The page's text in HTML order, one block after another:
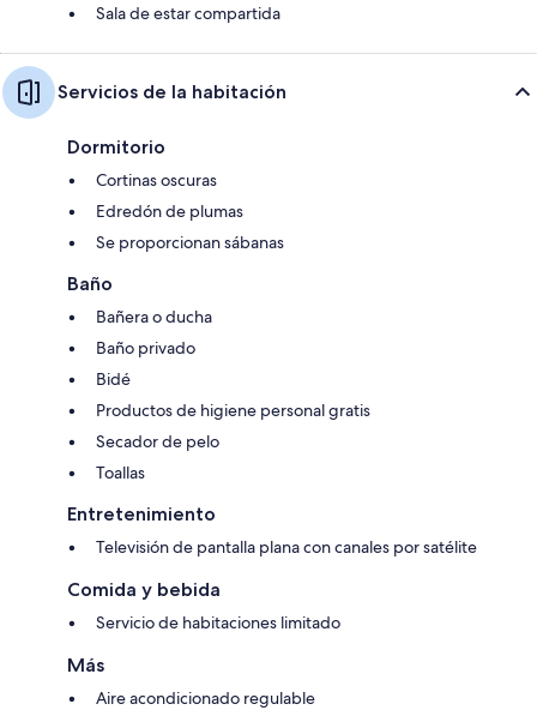
Sala de estar compartida
Servicios de la habitación
Dormitorio
Cortinas oscuras
Edredón de plumas
Se proporcionan sábanas
Baño
Bañera o ducha
Baño privado
Bidé
Productos de higiene personal gratis
Secador de pelo
Toallas
Entretenimiento
Televisión de pantalla plana con canales por satélite
Comida y bebida
Servicio de habitaciones limitado
Más
Aire acondicionado regulable